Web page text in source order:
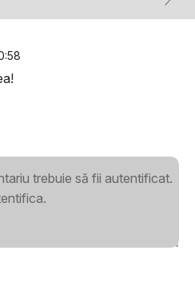
trebuie să fii autentificat.